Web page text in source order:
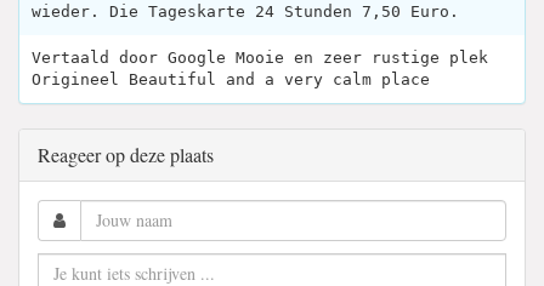
wieder. Die Tageskarte 24 Stunden 7,50 Euro.
Vertaald door Google Mooie en zeer rustige plek
Origineel Beautiful and a very calm place
Reageer op deze plaats